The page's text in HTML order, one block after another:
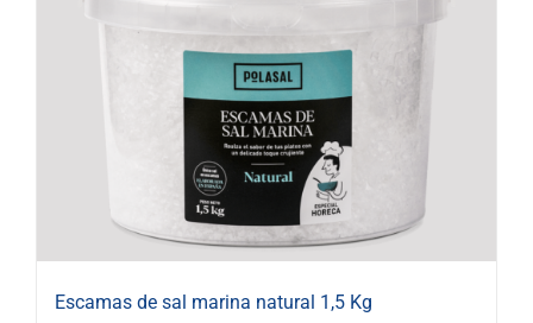
Escamas de sal marina natural 1,5 Kg